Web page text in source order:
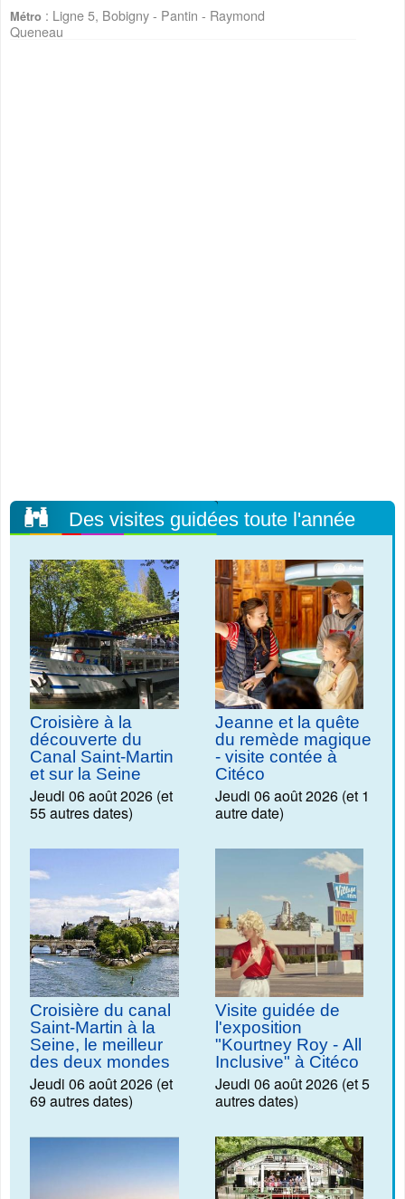
Métro : Ligne 5, Bobigny - Pantin - Raymond
Queneau
Des visites guidées toute l'année
Croisière à la
découverte du
Canal Saint-Martin
et sur la Seine
Jeudi 06 août 2026 (et
55 autres dates)
Jeanne et la quête
du remède magique
- visite contée à
Citéco
Jeudi 06 août 2026 (et 1
autre date)
Croisière du canal
Saint-Martin à la
Seine, le meilleur
des deux mondes
Jeudi 06 août 2026 (et
69 autres dates)
Visite guidée de
l'exposition
"Kourtney Roy - All
Inclusive" à Citéco
Jeudi 06 août 2026 (et 5
autres dates)